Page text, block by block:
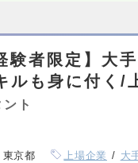
験者限定】大
ルも身に付く/
ト
東京都 上場企業 大